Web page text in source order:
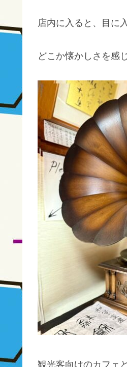
店内に入ると、目に
どこか懐かしさを感
観光客向けのカフェ